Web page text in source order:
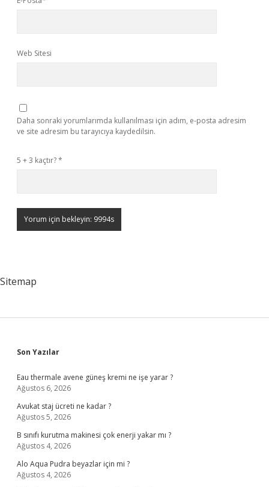
Web Sitesi
Daha sonraki yorumlarımda kullanılması için adım, e-posta adresim
ve site adresim bu tarayıcıya kaydedilsin.
5 + 3 kaçtır?*
Sitemap
Sidebar
Son Yazılar
Eau thermale avene güneş kremi ne işe yarar ?
Ağustos 6, 2026
Avukat staj ücreti ne kadar ?
Ağustos 5, 2026
B sınıfı kurutma makinesi çok enerji yakar mı ?
Ağustos 4, 2026
Alo Aqua Pudra beyazlar için mi ?
Ağustos 4, 2026